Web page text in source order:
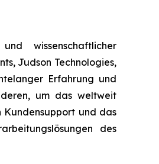
wissenschaftlicher
Judson Technologies,
Erfahrung und
um das weltweit
und das
des